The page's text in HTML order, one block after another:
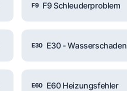
F9 F9 Schleuderproblem
E30 E30 - Wasserschaden
E60 E60 Heizungsfehler